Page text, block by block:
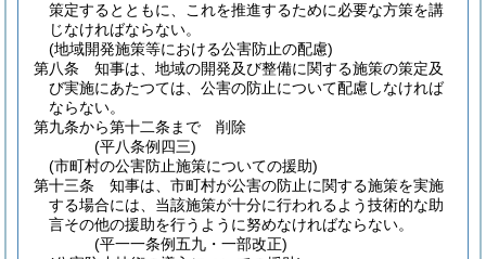
策定するとともに、これを推進するために必要な方策を講
じなければならない。
(地域開発施策等における公害防止の配慮)
第八条
知事は、地域の開発及び整備に関する施策の策定及
び実施にあたつては、公害の防止について配慮しなければ
ならない。
第九条から第十二条まで
削除
(平八条例四三)
(市町村の公害防止施策についての援助)
第十三条
知事は、市町村が公害の防止に関する施策を実施
する場合には、当該施策が十分に行われるよう技術的な助
言その他の援助を行うように努めなければならない。
(平一一条例五九・一部改正)